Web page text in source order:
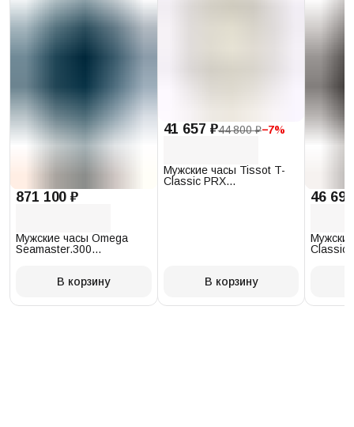
871 100 ₽
Мужские часы Omega
Seamaster.300
В корзину
41 657 ₽44 800 ₽−7%
Мужские часы Tissot T-
Classic PRX
В корзину
46
Classic